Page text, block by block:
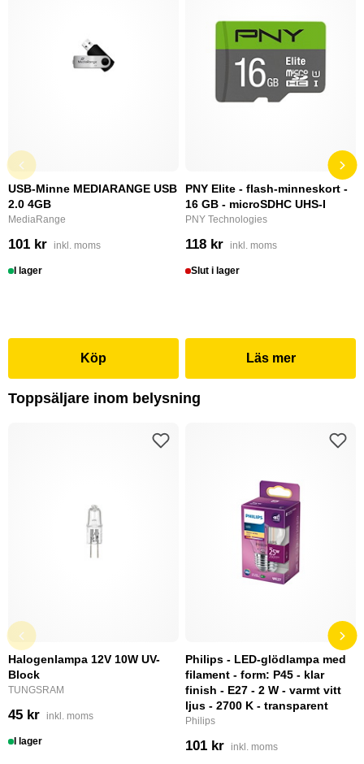
USB-Minne MEDIARANGE USB
2.0 4GB
MediaRange
101 kr inkl. moms
I lager
Köp
PNY Elite - flash-minneskort -
16 GB - microSDHC UHS-I
PNY Technologies
118 kr inkl. moms
Slut i lager
Läs mer
Toppsäljare inom belysning
Halogenlampa 12V 10W UV-
Block
TUNGSRAM
45 kr inkl. moms
I lager
Philips - LED-glödlampa med
filament - form: P45 - klar
finish - E27 - 2 W - varmt vitt
ljus - 2700 K - transparent
Philips
101 kr inkl. moms